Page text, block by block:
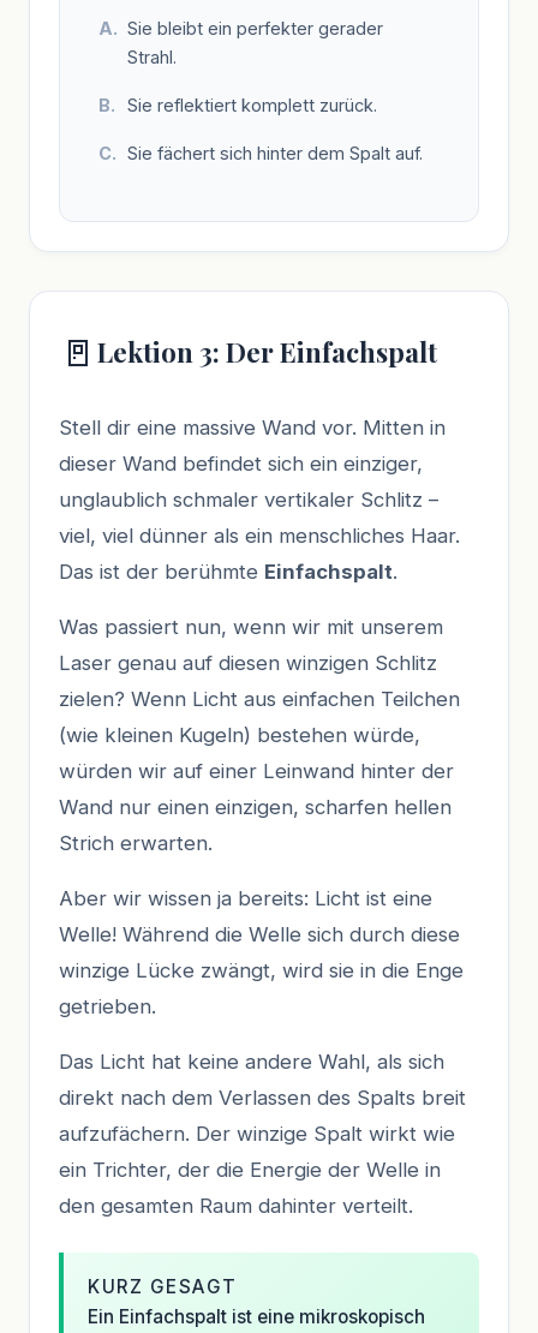
Sie bleibt ein perfekter gerader
Strahl.
Sie reflektiert komplett zurück.
Sie fächert sich hinter dem Spalt auf.
🚪 Lektion 3: Der Einfachspalt
Stell dir eine massive Wand vor. Mitten in
dieser Wand befindet sich ein einziger,
unglaublich schmaler vertikaler Schlitz –
viel, viel dünner als ein menschliches Haar.
Das ist der berühmte Einfachspalt.
Was passiert nun, wenn wir mit unserem
Laser genau auf diesen winzigen Schlitz
zielen? Wenn Licht aus einfachen Teilchen
(wie kleinen Kugeln) bestehen würde,
würden wir auf einer Leinwand hinter der
Wand nur einen einzigen, scharfen hellen
Strich erwarten.
Aber wir wissen ja bereits: Licht ist eine
Welle! Während die Welle sich durch diese
winzige Lücke zwängt, wird sie in die Enge
getrieben.
Das Licht hat keine andere Wahl, als sich
direkt nach dem Verlassen des Spalts breit
aufzufächern. Der winzige Spalt wirkt wie
ein Trichter, der die Energie der Welle in
den gesamten Raum dahinter verteilt.
KURZ GESAGT
Ein Einfachspalt ist eine mikroskopisch